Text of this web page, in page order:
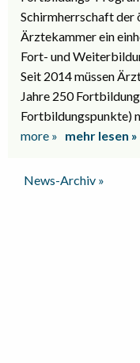
News-Archiv »
Schirmherrschaft der
Ärztekammer ein
Fort- und
Seit 2014 müssen
Jahre 250
Fortbildungspunkte)
more » mehr lesen »